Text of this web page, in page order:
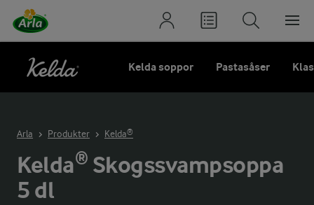
Kelda soppor Pastasåser
Arla Produkter Kelda®
Kelda® Skogssvampsoppa
5 dl